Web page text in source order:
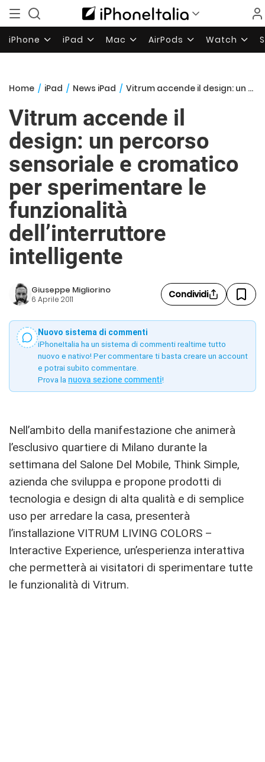
iPhone iPad Mac AirPods Watch
Home / iPad / News iPad / Vitrum accende il design: un percorso sensoriale e cromatico per sperimentare le funzionalità dell’interruttore intelligente
Vitrum accende il
design: un percorso
sensoriale e cromatico
per sperimentare le
funzionalità
dell’interruttore
intelligente
Giuseppe Migliorino
6 Aprile 2011 Condividi
Nuovo sistema di commenti
iPhoneItalia ha un sistema di commenti realtime tutto
nuovo e nativo! Per commentare ti basta creare un account
e potrai subito commentare.
Prova la nuova sezione commenti!
Nell’ambito della manifestazione che animerà
l’esclusivo quartiere di Milano durante la
settimana del Salone Del Mobile, Think Simple,
azienda che sviluppa e propone prodotti di
tecnologia e design di alta qualità e di semplice
uso per arredare la casa, presenterà
l’installazione VITRUM LIVING COLORS –
Interactive Experience, un’esperienza interattiva
che permetterà ai visitatori di sperimentare tutte
le funzionalità di Vitrum.